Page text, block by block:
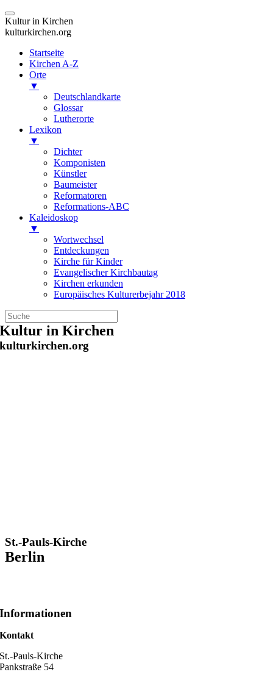
Kultur in Kirchen
kulturkirchen.org
Startseite
Kirchen A-Z
Orte
▼
Deutschlandkarte
Glossar
Lutherorte
Lexikon
▼
Dichter
Komponisten
Künstler
Baumeister
Reformatoren
Reformations-ABC
Kaleidoskop
▼
Wortwechsel
Entdeckungen
Kirche für Kinder
Evangelischer Kirchbautag
Kirchen erkunden
Europäisches Kulturerbejahr 2018
Zum
Inhalt
springen
Kultur in Kirchen
kulturkirchen.org
St.-Pauls-Kirche
Berlin
Informationen
Kontakt
St.-Pauls-Kirche
Pankstraße 54